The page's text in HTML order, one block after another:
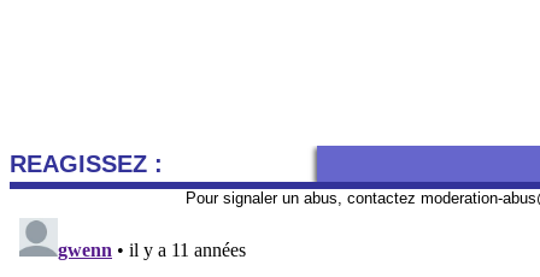
REAGISSEZ :
Pour signaler un abus, contactez moderation-